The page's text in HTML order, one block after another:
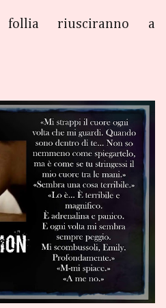
riusciranno a